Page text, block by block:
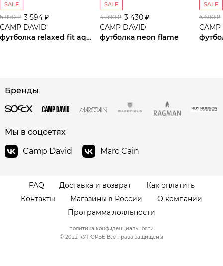
SALE
5 990 ₽ 3 594 ₽
CAMP DAVID
футболка relaxed fit aqua
SALE
4 890 ₽ 3 430 ₽
CAMP DAVID
футболка neon flame
SALE
6 690 ₽
CAMP
Бренды
Мы в соцсетях
Camp David
Marc Cain
FAQ Доставка и возврат
Как оплатить
Контакты
Магазины в России
О компании
Программа лояльности
© 2022 КУТЮРЬЕ Все права защищены
политика конфиденциальности